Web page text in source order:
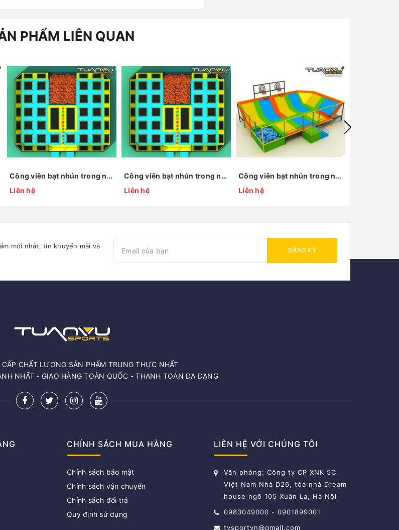
PHẨM LIÊN QUAN
Công viên bạt nhún trong nhà KP-BC160603-2 (1)
Liên hệ
Công viên bạt nhún trong nhà KP-BC150205
Liên hệ
Công viên bạt nhún trong nhà KP-BC150427
Liên hệ
mới nhất, tin khuyến mãi và
ĐĂNG KÝ
CẤP CHẤT LƯỢNG SẢN PHẨM TRUNG THỰC NHẤT
NHẤT - GIAO HÀNG TOÀN QUỐC - THANH TOÁN ĐA DẠNG
CHÍNH SÁCH MUA HÀNG
Chính sách bảo mật
Chính sách vận chuyển
Chính sách đổi trả
Quy định sử dụng
LIÊN HỆ VỚI CHÚNG TÔI
Văn phòng: Công ty CP XNK 5C
Việt Nam Nhà D26, tòa nhà Dream
house ngõ 105 Xuân La, Hà Nội
0983049000 - 0901899001
tvsportvn@gmail.com